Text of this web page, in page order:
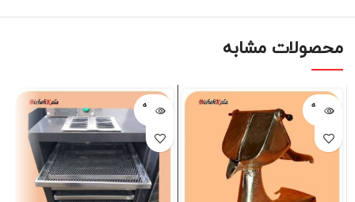
محصولات مشابه
فروخته
شده
فروخته
شده